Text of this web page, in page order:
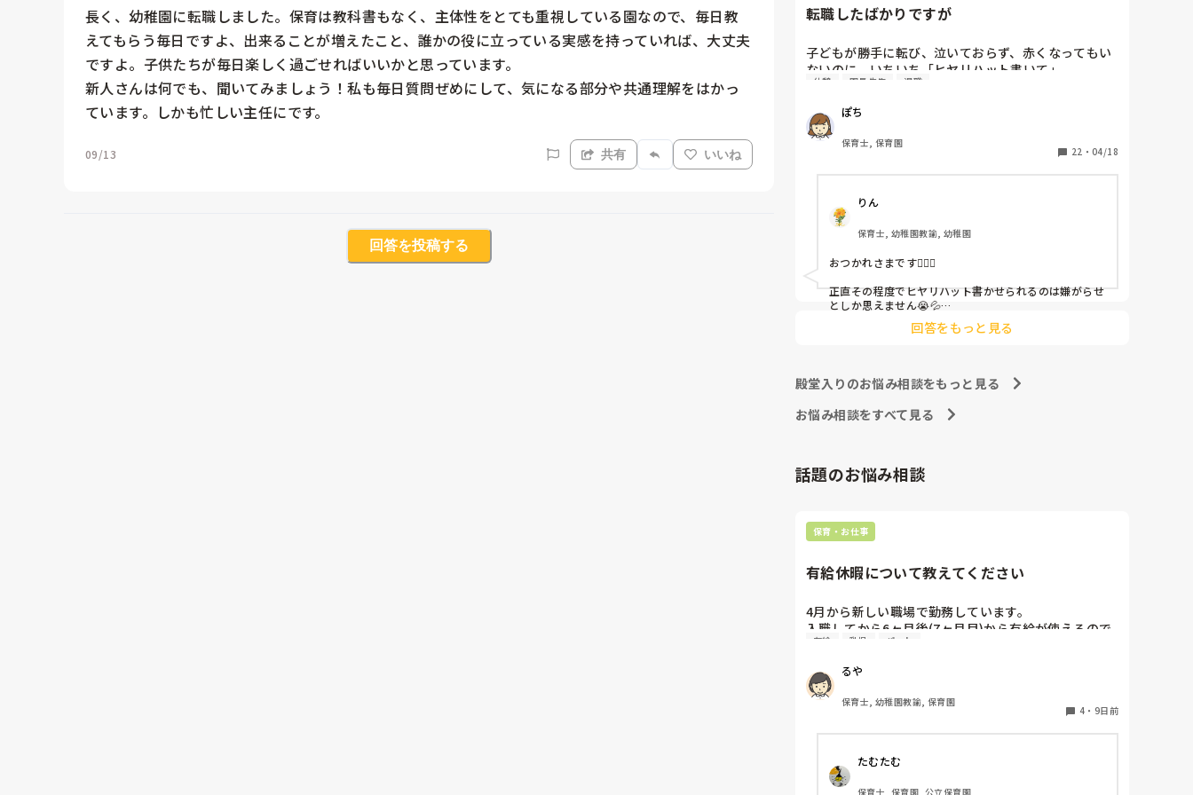
長く、幼稚園に転職しました。保育は教科書もなく、主体性をとても重視している園なので、毎日教
えてもらう毎日ですよ、出来ることが増えたこと、誰かの役に立っている実感を持っていれば、大丈夫
ですよ。子供たちが毎日楽しく過ごせればいいかと思っています。
新人さんは何でも、聞いてみましょう！私も毎日質問ぜめにして、気になる部分や共通理解をはかっ
ています。しかも忙しい主任にです。
09/13 共有 いいね
回答を投稿する
転職したばかりですが
子どもが勝手に転び、泣いておらず、赤くなってもい
ないのに、いちいち「ヒヤリハット書いて」
と書かされ
休憩時間に書くしかなく、辛いです
（そう言う本人は書かない）
しかも、上司に↑この内容でも
「どうしたらなくせるか」
呼ばれて一緒に対策を考えさせられること多数
これだけで30〜40分拘束されて辛いです
皆さんの園はどうですか?
休憩 園長先生 退職
ぽち
保育士, 保育園
22 ・ 04/18
りん
保育士, 幼稚園教諭, 幼稚園
おつかれさまです🙇🏻‍♀️
正直その程度でヒヤリハット書かせられるのは嫌がらせ
としか思えません😭💦
他の先生方も同様のことをされているのでしょうか？
回答をもっと見る
殿堂入りのお悩み相談をもっと見る
お悩み相談をすべて見る
話題のお悩み相談
保育・お仕事
有給休暇について教えてください
4月から新しい職場で勤務しています。
入職してから6ヶ月後(7ヶ月目)から有給が使えるので
すが、今4ヶ月。
今までは4ヶ月目から使えていたような？
皆さんのところは新しい職員はいつから有給が使用出
来ますか？
よかったら教えてください。
有給 乳児 パート
るや
保育士, 幼稚園教諭, 保育園
4 ・ 9日前
たむたむ
保育士, 保育園, 公立保育園